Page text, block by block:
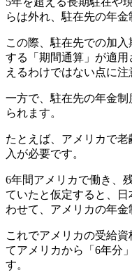
らは外れ、駐在先の年金
この際、駐在先での加
する「期間通算」が適
えるわけではない点に注
一方で、駐在先の年金
られます。
たとえば、アメリカで
入が必要です。
6年間アメリカで働き、
ていたと仮定すると、
わせて、アメリカの年金
これでアメリカの受給
てアメリカから「6年分
す。